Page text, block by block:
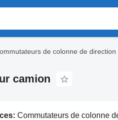
de colonne de direction
camion
Commutateurs de colonne